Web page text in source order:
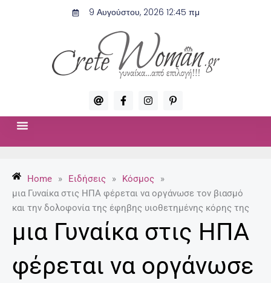
9 Αυγούστου, 2026 12:45 πμ
A
t
F
a
c
-
f
I
n
s
P
i
n
p
Home » Ειδήσεις » Κόσμος
»
μια Γυναίκα στις ΗΠΑ φέρεται να οργάνωσε τον βιασμό
και την δολοφονία της έφηβης υιοθετημένης κόρης της
μια Γυναίκα στις ΗΠΑ
φέρεται να οργάνωσε